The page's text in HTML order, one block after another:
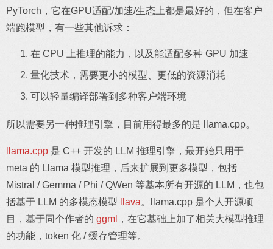
PyTorch，它在GPU适配/加速/生态上都是最好的，但在客户
端跑模型，有一些其他诉求：
在 CPU 上推理的能力，以及能适配多种 GPU 加速
量化技术，需要更小的模型、更低的资源消耗
可以轻量编译部署到多种客户端环境
所以需要另一种推理引擎，目前用得最多的是 llama.cpp。
llama.cpp 是 C++ 开发的 LLM 推理引擎，最开始只用于
meta 的 Llama 模型推理，后来扩展到更多模型，包括
Mistral / Gemma / Phi / QWen 等基本所有开源的 LLM，也包
括基于 LLM 的多模态模型
llava。llama.cpp 是个人开源项
目，基于同个作者的 ggml
，在它基础上加了相关大模型推理
的功能，token 化 / 缓存管理等。